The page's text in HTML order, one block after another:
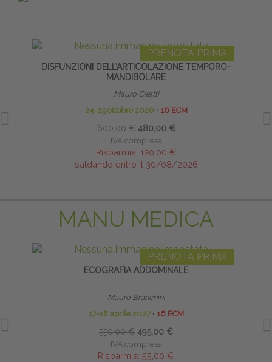
PRENOTA PRIMA
DISFUNZIONI DELL’ARTICOLAZIONE TEMPORO-
MANDIBOLARE
Mauro Ciletti
24-25 ottobre 2026 ∙ 16 ECM
600,00 € 480,00 €
IVA compresa
Risparmia: 120,00 €
saldando entro il 30/08/2026
MANU MEDICA
PRENOTA PRIMA
ECOGRAFIA ADDOMINALE
Mauro Branchini
17-18 aprile 2027 ∙ 16 ECM
550,00 € 495,00 €
IVA compresa
Risparmia: 55,00 €